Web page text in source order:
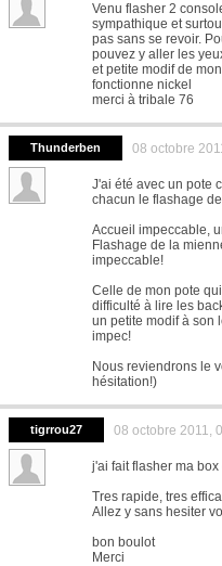
Venu flasher 2
sympathique et
pas sans se revoir.
pouvez y aller les
et petite modif de
fonctionne nickel
merci à tribale 76
Thunderben 08 octobre
J'ai été avec un pote
chacun le flashage
Accueil impeccable,
Flashage de la
impeccable!
Celle de mon pote
difficulté à lire les
un petite modif à son
impec!
Nous reviendrons le
hésitation!)
tigrrou27 08 octobre 2011,
j'ai fait flasher ma box
Tres rapide, tres
Allez y sans hesiter
bon boulot
Merci